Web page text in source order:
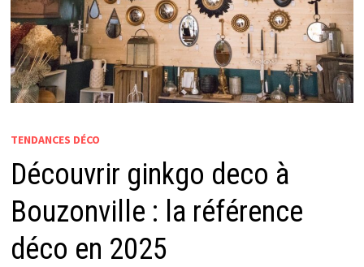
TENDANCES DÉCO
Découvrir ginkgo deco à
Bouzonville : la référence
déco en 2025